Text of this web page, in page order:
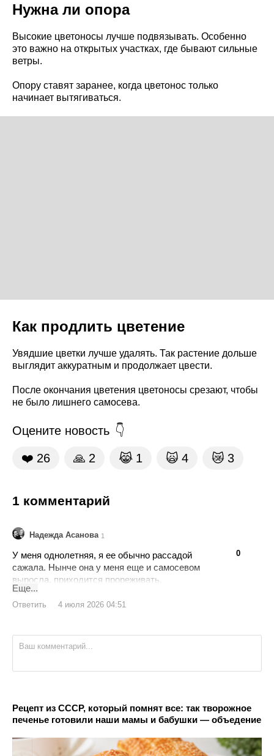
Нужна ли опора
Высокие цветоносы лучше подвязывать. Особенно
это важно на открытых участках, где бывают сильные
ветры.
Опору ставят заранее, когда цветонос только
начинает вытягиваться.
Как продлить цветение
Увядшие цветки лучше удалять. Так растение дольше
выглядит аккуратным и продолжает цвести.
После окончания цветения цветоносы срезают, чтобы
не было лишнего самосева.
Оцените новость
❤️ 26 🙏 2 😹 1 🙀 4 😿 3
1 комментарий
Надежда Асанова 1
0
У меня однолетняя, я ее обычно рассадой
сажала. Нынче она у меня еще и самосевом
выросла, приходится прореживать,
выросшая самосевом зацветает.
Еще...
Ответить 4 июля 2026 04:51
Рецепт из СССР, который помнят все: так творожное
печенье готовили наши мамы и бабушки — объедение